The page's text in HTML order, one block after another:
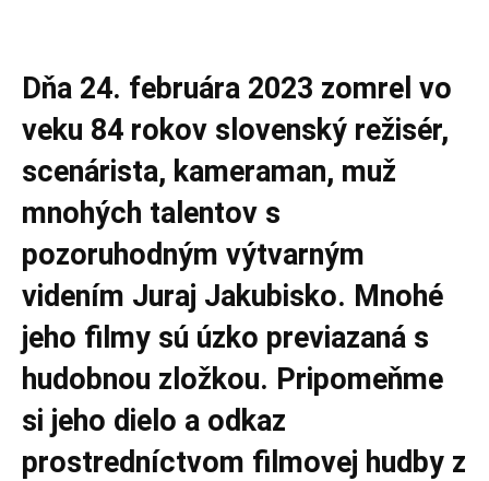
Dňa 24. februára 2023 zomrel vo
veku 84 rokov slovenský režisér,
scenárista, kameraman, muž
mnohých talentov s
pozoruhodným výtvarným
videním Juraj Jakubisko. Mnohé
jeho filmy sú úzko previazaná s
hudobnou zložkou. Pripomeňme
si jeho dielo a odkaz
prostredníctvom filmovej hudby z